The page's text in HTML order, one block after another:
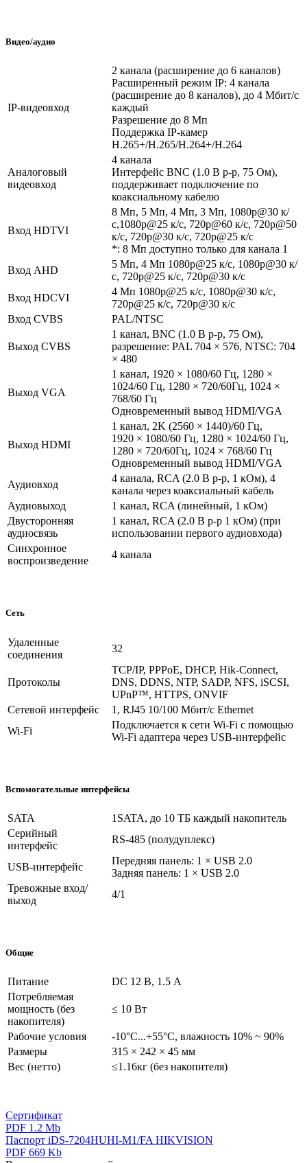
Видео/аудио
IP-видеовход
2 канала (расширение до 6 каналов)
Расширенный режим IP: 4 канала
(расширение до 8 каналов), до 4 Мбит/с
каждый
Разрешение до 8 Мп
Поддержка IP-камер
H.265+/H.265/H.264+/H.264
Аналоговый
видеовход
4 канала
Интерфейс BNC (1.0 В p-p, 75 Ом),
поддерживает подключение по
коаксиальному кабелю
Вход HDTVI
8 Мп, 5 Мп, 4 Мп, 3 Мп, 1080p@30 к/
с,1080p@25 к/с, 720p@60 к/с, 720p@50
к/с, 720p@30 к/с, 720p@25 к/с
*: 8 Мп доступно только для канала 1
Вход AHD
5 Мп, 4 Мп 1080p@25 к/с, 1080p@30 к/
с, 720p@25 к/с, 720p@30 к/с
Вход HDCVI
4 Мп 1080p@25 к/с, 1080p@30 к/с,
720p@25 к/с, 720p@30 к/с
Вход CVBS
PAL/NTSC
Выход CVBS
1 канал, BNC (1.0 В p-p, 75 Ом),
разрешение: PAL 704 × 576, NTSC: 704
× 480
Выход VGA
1 канал, 1920 × 1080/60 Гц, 1280 ×
1024/60 Гц, 1280 × 720/60Гц, 1024 ×
768/60 Гц
Одновременный вывод HDMI/VGA
Выход HDMI
1 канал, 2K (2560 × 1440)/60 Гц,
1920 × 1080/60 Гц, 1280 × 1024/60 Гц,
1280 × 720/60Гц, 1024 × 768/60 Гц
Одновременный вывод HDMI/VGA
Аудиовход
4 канала, RCA (2.0 В p-p, 1 кОм), 4
канала через коаксиальный кабель
Аудиовыход
1 канал, RCA (линейный, 1 кОм)
Двусторонняя
аудиосвязь
1 канал, RCA (2.0 В p-p 1 кОм) (при
использовании первого аудиовхода)
Синхронное
воспроизведение
4 канала
Сеть
Удаленные
соединения
32
Протоколы
TCP/IP, PPPoE, DHCP, Hik-Connect,
DNS, DDNS, NTP, SADP, NFS, iSCSI,
UPnP™, HTTPS, ONVIF
Сетевой интерфейс
1, RJ45 10/100 Мбит/с Ethernet
Wi-Fi
Подключается к сети Wi-Fi с помощью
Wi-Fi адаптера через USB-интерфейс
Вспомогательные интерфейсы
SATA
1SATA, до 10 TБ каждый накопитель
Серийный
интерфейс
RS-485 (полудуплекс)
USB-интерфейс
Передняя панель: 1 × USB 2.0
Задняя панель: 1 × USB 2.0
Тревожные вход/
выход
4/1
Общие
Питание
DC 12 В, 1.5 А
Потребляемая
мощность (без
накопителя)
≤ 10 Вт
Рабочие условия
-10°C...+55°C, влажность 10% ~ 90%
Размеры
315 × 242 × 45 мм
Вес (нетто)
≤1.16кг (без накопителя)
Сертификат
PDF 1.2 Mb
Паспорт iDS-7204HUHI-M1/FA HIKVISION
PDF 669 Kb